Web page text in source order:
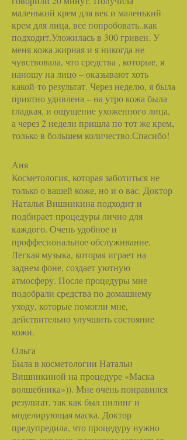
маленький крем для век и маленький
крем для лица, все попробовать..как
подходит.Уложилась в 300 гривен. У
меня кожа жирная и я никогда не
чувствовала, что средства , которые, я
наношу на лицо – оказывают хоть
какой-то результат. Через неделю, я была
приятно удивлена – на утро кожа была
гладкая, и ощущение ухоженного лица,
а через 2 недели пришла по тот же крем,
только в большем количество.Спасибо!
Аня
Косметология, которая заботиться не
только о вашей коже, но и о вас. Доктор
Наталья Вишникина подходит и
подбирает процедуры лично для
каждого. Очень удобное и
проффесиональное обслуживание.
Легкая музыка, которая играет на
заднем фоне, создает уютную
атмосферу. После процедуры мне
подобрали средства по домашнему
уходу, которые помогли мне,
действительно улучшить состояние
кожи.
Ольга
Была в косметологии Натальи
Вишникиной на процедуре «Маска
волшебника»)). Мне очень понравился
результат, так как был пилинг и
моделирующая маска. Доктор
предупредила, что процедуру нужно